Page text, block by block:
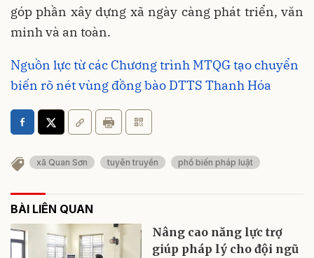
góp phần xây dựng xã ngày càng phát triển, văn
minh và an toàn.
Nguồn lực từ các Chương trình MTQG tạo chuyển
biến rõ nét vùng đồng bào DTTS Thanh Hóa
xã Quan Sơn tuyên truyền phổ biến pháp luật
BÀI LIÊN QUAN
Nâng cao năng lực trợ
giúp pháp lý cho đội ngũ